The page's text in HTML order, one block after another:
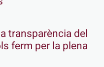
transparència del
ferm per la plena